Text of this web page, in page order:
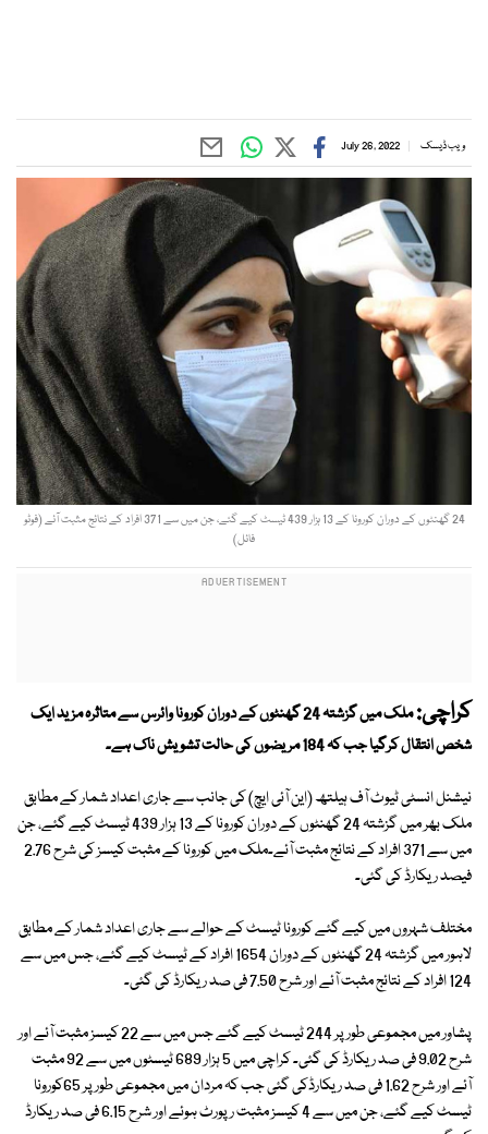
ویب ڈیسک July 26, 2022
24 گھنٹوں کے دوران کورونا کے 13 ہزار 439 ٹیسٹ کیے گئے، جن میں سے 371 افراد کے نتائج مثبت آئے (فوٹو
فائل)
کراچی:
ملک میں گزشتہ 24 گھنٹوں کے دوران کورونا وائرس سے متاثرہ مزید ایک
شخص انتقال کرگیا جب کہ 184 مریضوں کی حالت تشویش ناک ہے۔
نیشنل انسٹی ٹیوٹ آف ہیلتھ (این آئی ایچ) کی جانب سے جاری اعداد شمار کے مطابق
ملک بھر میں گزشتہ 24 گھنٹوں کے دوران کورونا کے 13 ہزار 439 ٹیسٹ کیے گئے، جن
میں سے 371 افراد کے نتائج مثبت آئے۔ملک میں کورونا کے مثبت کیسز کی شرح 2.76
فیصد ریکارڈ کی گئی۔
مختلف شہروں میں کیے گئے کورونا ٹیسٹ کے حوالے سے جاری اعداد شمار کے مطابق
لاہور میں گزشتہ 24 گھنٹوں کے دوران 1654 افراد کے ٹیسٹ کیے گئے، جس میں سے
124 افراد کے نتائج مثبت آئے اور شرح 7.50 فی صد ریکارڈ کی گئی۔
پشاور میں مجموعی طور پر 244 ٹیسٹ کیے گئے جس میں سے 22 کیسز مثبت آئے اور
شرح 9.02 فی صد ریکارڈ کی گئی۔ کراچی میں 5 ہزار 689 ٹیسٹوں میں سے 92 مثبت
آئے اور شرح 1.62 فی صد ریکارڈکی گئی جب کہ مردان میں مجموعی طور پر 65کورونا
ٹیسٹ کیے گئے، جن میں سے 4 کیسز مثبت رپورٹ ہوئے اور شرح 6.15 فی صد ریکارڈ